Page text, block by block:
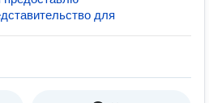
для